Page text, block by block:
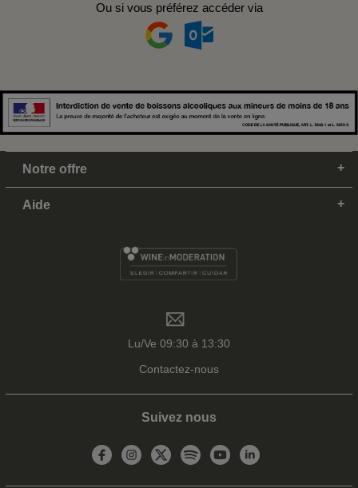
Ou si vous préférez accéder via
Notre offre
Aide
Lu/Ve 09:30 à 13:30
Contactez-nous
Suivez nous